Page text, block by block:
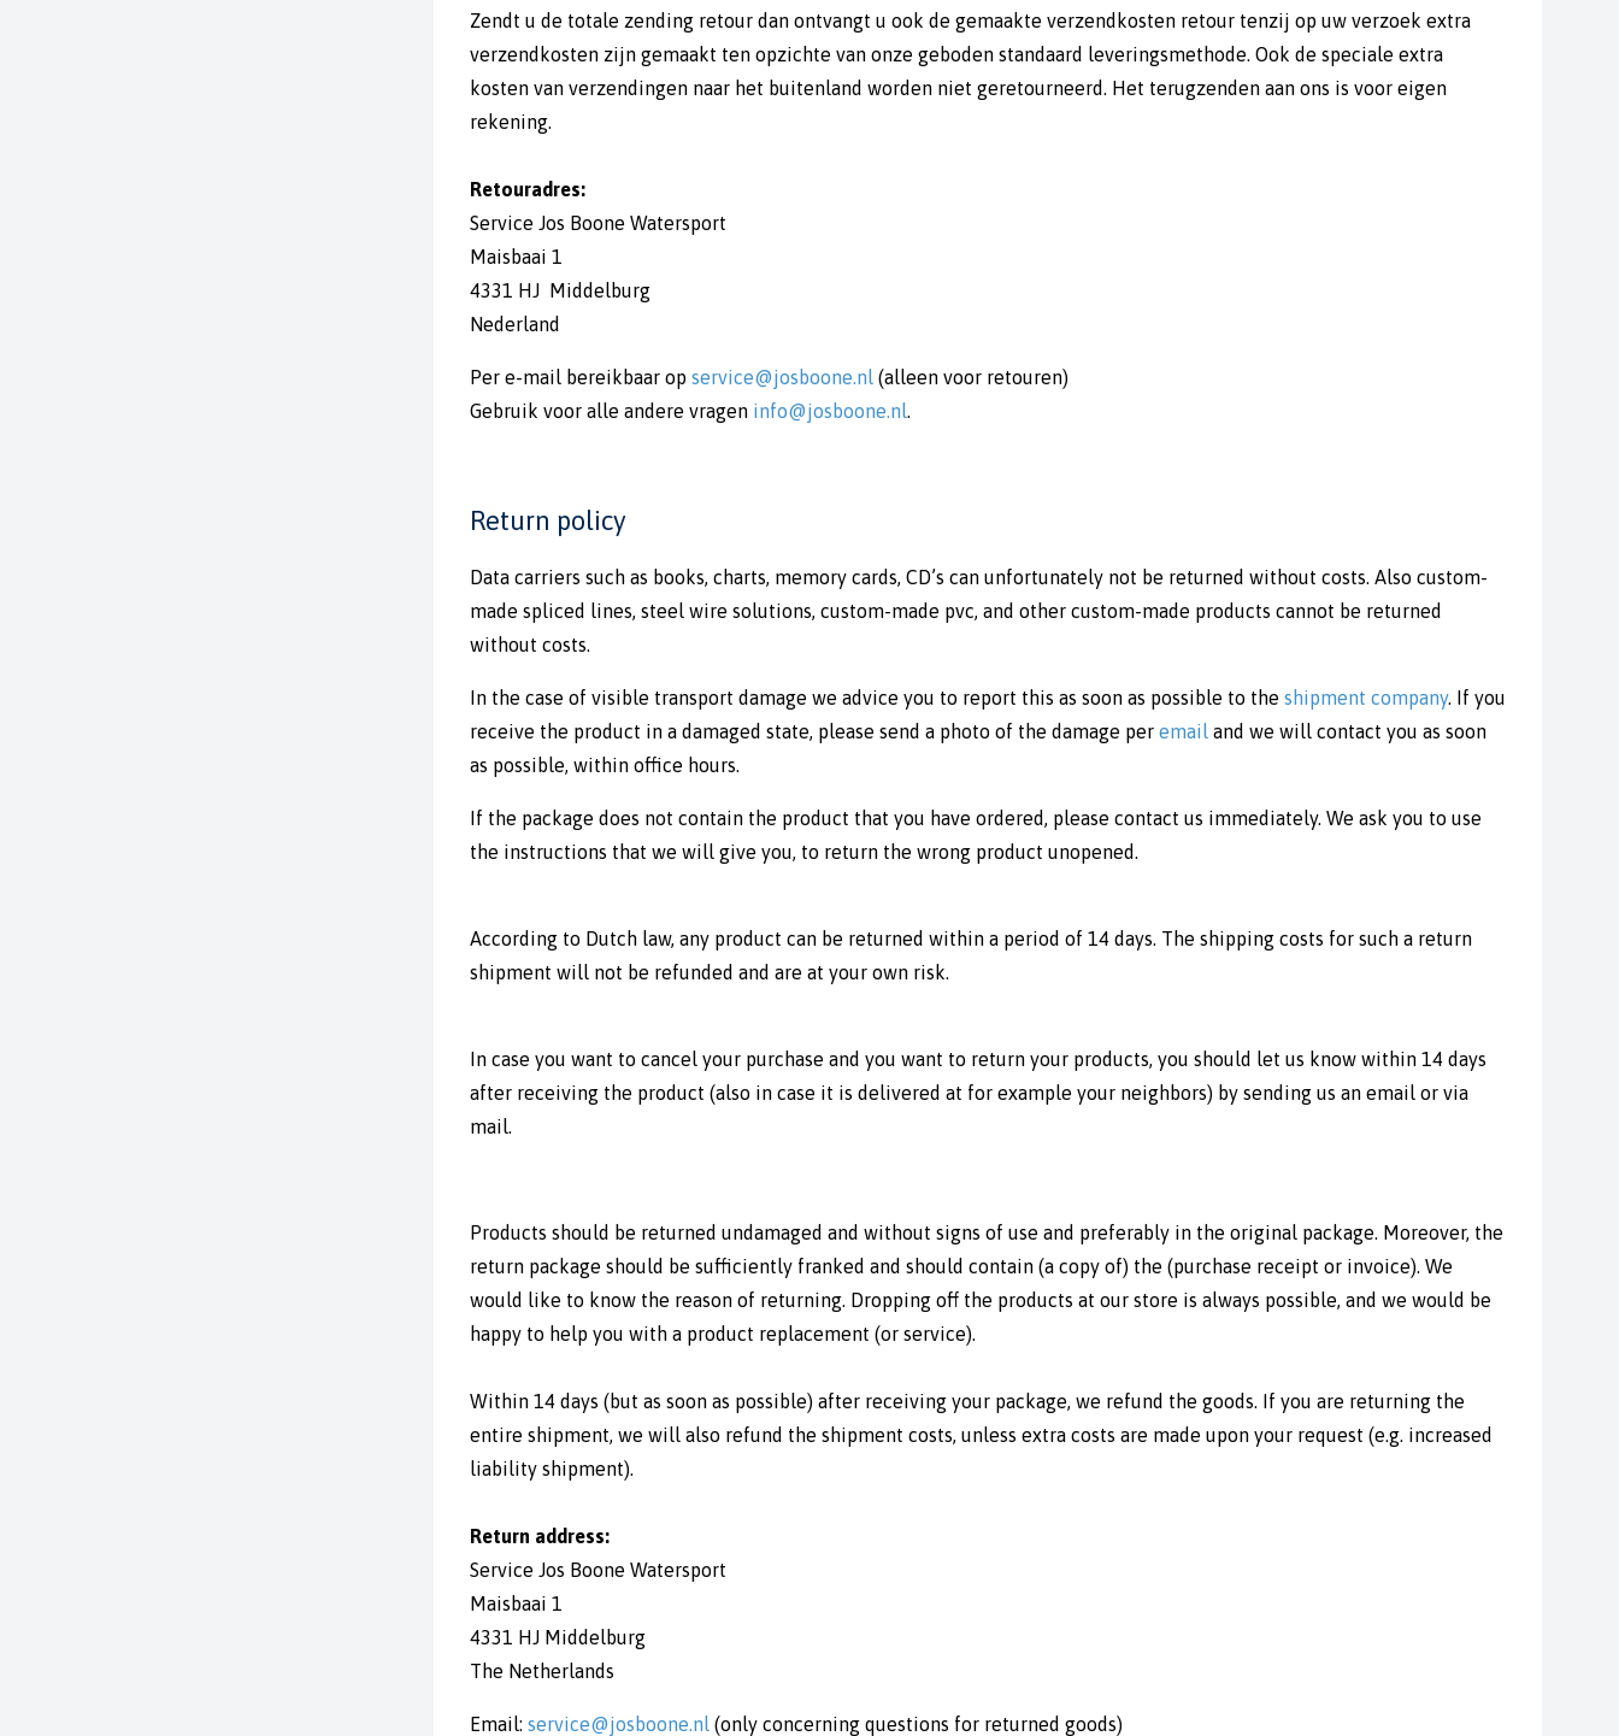
Zendt u de totale zending retour dan ontvangt u ook de gemaakte verzendkosten retour tenzij op uw verzoek extra
verzendkosten zijn gemaakt ten opzichte van onze geboden standaard leveringsmethode. Ook de speciale extra
kosten van verzendingen naar het buitenland worden niet geretourneerd. Het terugzenden aan ons is voor eigen
rekening.
Retouradres:
Service Jos Boone Watersport
Maisbaai 1
4331 HJ Middelburg
Nederland
Per e-mail bereikbaar op service@josboone.nl (alleen voor retouren)
Gebruik voor alle andere vragen info@josboone.nl.
Return policy
Data carriers such as books, charts, memory cards, CD’s can unfortunately not be returned without costs. Also custom-
made spliced lines, steel wire solutions, custom-made pvc, and other custom-made products cannot be returned
without costs.
In the case of visible transport damage we advice you to report this as soon as possible to the shipment company. If you
receive the product in a damaged state, please send a photo of the damage per email and we will contact you as soon
as possible, within office hours.
If the package does not contain the product that you have ordered, please contact us immediately. We ask you to use
the instructions that we will give you, to return the wrong product unopened.
According to Dutch law, any product can be returned within a period of 14 days. The shipping costs for such a return
shipment will not be refunded and are at your own risk.
In case you want to cancel your purchase and you want to return your products, you should let us know within 14 days
after receiving the product (also in case it is delivered at for example your neighbors) by sending us an email or via
mail.
Products should be returned undamaged and without signs of use and preferably in the original package. Moreover, the
return package should be sufficiently franked and should contain (a copy of) the (purchase receipt or invoice). We
would like to know the reason of returning. Dropping off the products at our store is always possible, and we would be
happy to help you with a product replacement (or service).
Within 14 days (but as soon as possible) after receiving your package, we refund the goods. If you are returning the
entire shipment, we will also refund the shipment costs, unless extra costs are made upon your request (e.g. increased
liability shipment).
Return address:
Service Jos Boone Watersport
Maisbaai 1
4331 HJ Middelburg
The Netherlands
Email: service@josboone.nl (only concerning questions for returned goods)